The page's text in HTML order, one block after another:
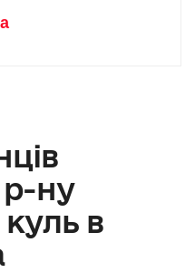
р-ну
куль в